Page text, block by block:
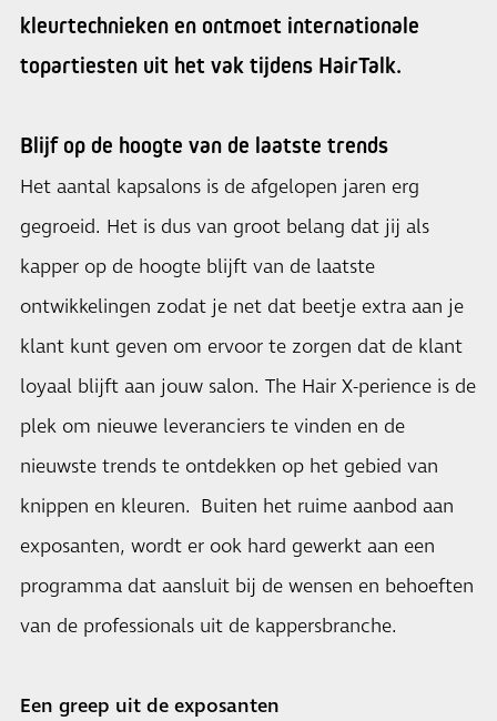
kleurtechnieken en ontmoet internationale
topartiesten uit het vak tijdens HairTalk.
Blijf op de hoogte van de laatste trends
Het aantal kapsalons is de afgelopen jaren erg
gegroeid. Het is dus van groot belang dat jij als
kapper op de hoogte blijft van de laatste
ontwikkelingen zodat je net dat beetje extra aan je
klant kunt geven om ervoor te zorgen dat de klant
loyaal blijft aan jouw salon. The Hair X-perience is de
plek om nieuwe leveranciers te vinden en de
nieuwste trends te ontdekken op het gebied van
knippen en kleuren. Buiten het ruime aanbod aan
exposanten, wordt er ook hard gewerkt aan een
programma dat aansluit bij de wensen en behoeften
van de professionals uit de kappersbranche.
Een greep uit de exposanten